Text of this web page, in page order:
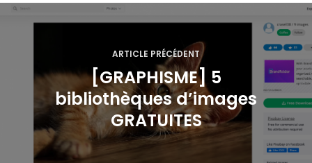
N
ARTICLE PRÉCÉDENT
[GRAPHISME] 5
bibliothèques d’images
GRATUITES